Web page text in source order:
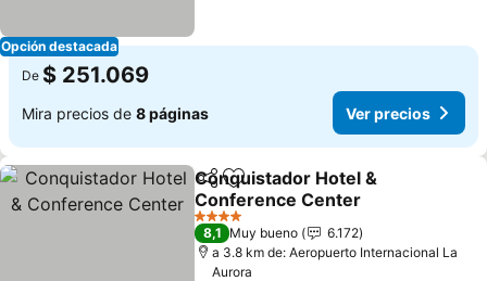
Opción destacada
De $ 251.069
Mira precios de 8 páginas Ver precios
CompartirAgregar a favoritos
Conquistador Hotel &
Conference Center
Ver precios
4 Estrellas
8,1 Muy bueno
6.172
a 3.8 km de: Aeropuerto Internacional La
Aurora